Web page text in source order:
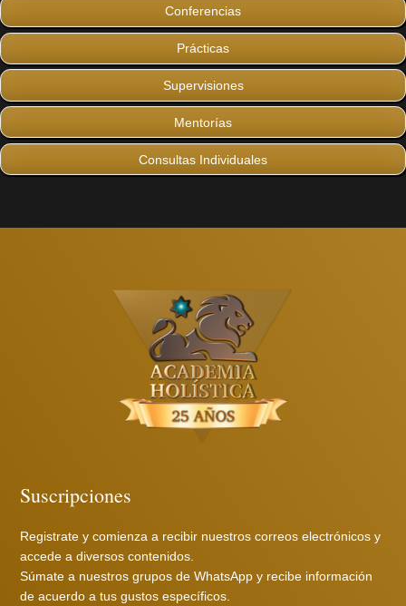
Conferencias
Prácticas
Supervisiones
Mentorías
Consultas Individuales
Suscripciones
Registrate y comienza a recibir nuestros correos electrónicos y
accede a diversos contenidos.
Súmate a nuestros grupos de WhatsApp y recibe información
de acuerdo a tus gustos específicos.